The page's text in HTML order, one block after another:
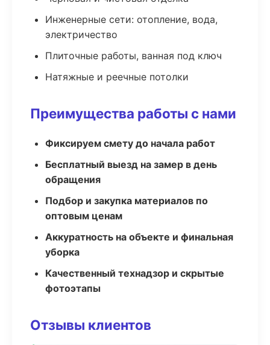
Инженерные сети: отопление, вода,
электричество
Плиточные работы, ванная под ключ
Натяжные и реечные потолки
Преимущества работы с нами
Фиксируем смету до начала работ
Бесплатный выезд на замер в день
обращения
Подбор и закупка материалов по
оптовым ценам
Аккуратность на объекте и финальная
уборка
Качественный технадзор и скрытые
фотоэтапы
Отзывы клиентов